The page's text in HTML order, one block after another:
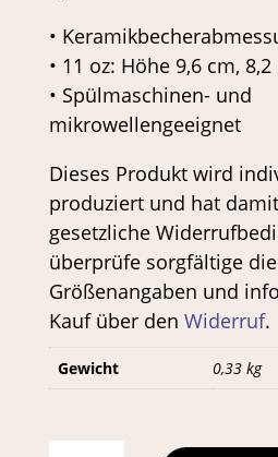
•
• 11 oz: Höhe 9,6 cm,
• Spülmaschinen- und
mikrowellengeeignet
Dieses Produkt wird
produziert und hat
gesetzliche
überprüfe sorgfältige
Größenangaben und
Kauf über den Widerruf.
Gewicht 0,33 kg
ALLISBIRD